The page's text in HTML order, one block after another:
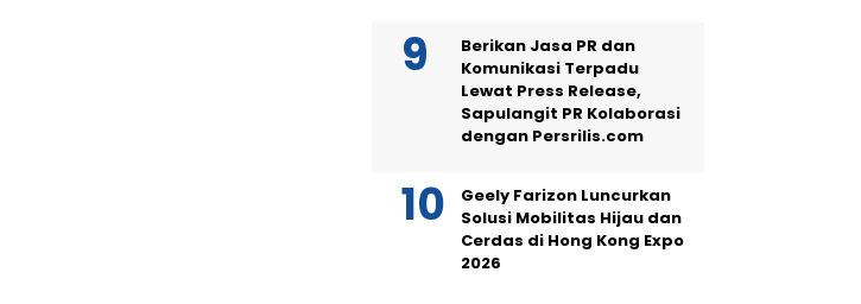
Berikan Jasa PR dan
Komunikasi Terpadu
Lewat Press Release,
Sapulangit PR Kolaborasi
dengan Persrilis.com
Geely Farizon Luncurkan
Solusi Mobilitas Hijau dan
Cerdas di Hong Kong Expo
2026